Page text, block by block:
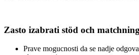
Zasto izabrati stöd och
Prave mogucnosti da se nadje